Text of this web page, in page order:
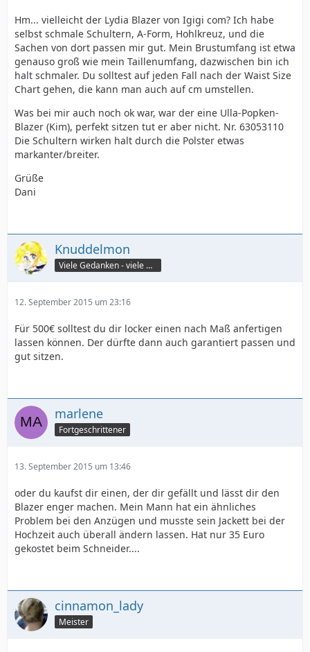
Hm... vielleicht der Lydia Blazer von Igigi com? Ich habe
selbst schmale Schultern, A-Form, Hohlkreuz, und die
Sachen von dort passen mir gut. Mein Brustumfang ist etwa
genauso groß wie mein Taillenumfang, dazwischen bin ich
halt schmaler. Du solltest auf jeden Fall nach der Waist Size
Chart gehen, die kann man auch auf cm umstellen.
Was bei mir auch noch ok war, war der eine Ulla-Popken-
Blazer (Kim), perfekt sitzen tut er aber nicht. Nr. 63053110
Die Schultern wirken halt durch die Polster etwas
markanter/breiter.
Grüße
Dani
Knuddelmon
Viele Gedanken - viele Worte
12. September 2015 um 23:16
Für 500€ solltest du dir locker einen nach Maß anfertigen
lassen können. Der dürfte dann auch garantiert passen und
gut sitzen.
marlene
Fortgeschrittener
13. September 2015 um 13:46
oder du kaufst dir einen, der dir gefällt und lässt dir den
Blazer enger machen. Mein Mann hat ein ähnliches
Problem bei den Anzügen und musste sein Jackett bei der
Hochzeit auch überall ändern lassen. Hat nur 35 Euro
gekostet beim Schneider....
cinnamon_lady
Meister